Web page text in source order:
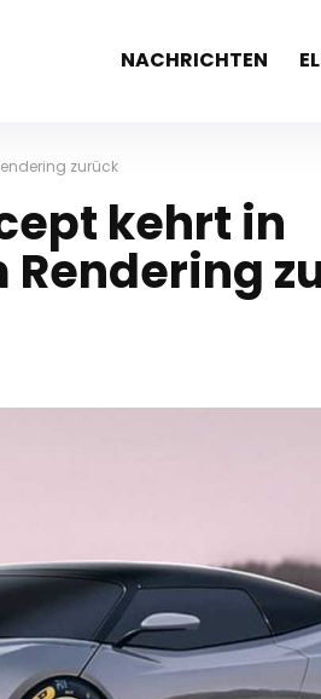
NACHRICHTEN
zurück
kehrt in